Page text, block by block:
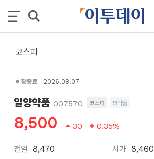
장종료 2026.08.07
일양약품 007570 코스피 의약품
8,500 30 0.35%
전일 8,470 시가 8,460